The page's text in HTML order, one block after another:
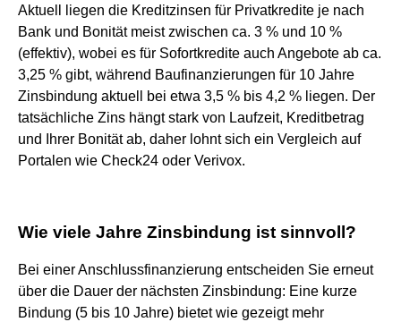
Aktuell liegen die Kreditzinsen für Privatkredite je nach
Bank und Bonität meist zwischen ca. 3 % und 10 %
(effektiv), wobei es für Sofortkredite auch Angebote ab ca.
3,25 % gibt, während Baufinanzierungen für 10 Jahre
Zinsbindung aktuell bei etwa 3,5 % bis 4,2 % liegen. Der
tatsächliche Zins hängt stark von Laufzeit, Kreditbetrag
und Ihrer Bonität ab, daher lohnt sich ein Vergleich auf
Portalen wie Check24 oder Verivox.
Wie viele Jahre Zinsbindung ist sinnvoll?
Bei einer Anschlussfinanzierung entscheiden Sie erneut
über die Dauer der nächsten Zinsbindung: Eine kurze
Bindung (5 bis 10 Jahre) bietet wie gezeigt mehr